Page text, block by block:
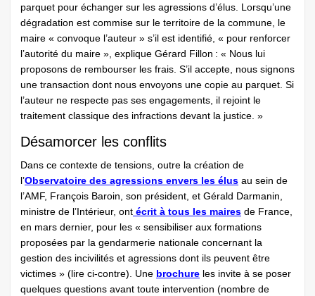
parquet pour échanger sur les agressions d’élus. Lorsqu’une
dégradation est commise sur le territoire de la commune, le
maire « convoque l’auteur » s’il est identifié, « pour renforcer
l’autorité du maire », explique Gérard Fillon : « Nous lui
proposons de rembourser les frais. S’il accepte, nous signons
une transaction dont nous envoyons une copie au parquet. Si
l’auteur ne respecte pas ses engagements, il rejoint le
traitement classique des infractions devant la justice. »
Désamorcer les conflits
Dans ce contexte de tensions, outre la création de
l’Observatoire des agressions envers les élus au sein de
l’AMF, François Baroin, son président, et Gérald Darmanin,
ministre de l’Intérieur, ont écrit à tous les maires de France,
en mars dernier, pour les « sensibiliser aux formations
proposées par la gendarmerie nationale concernant la
gestion des incivilités et agressions dont ils peuvent être
victimes » (lire ci-contre). Une brochure les invite à se poser
quelques questions avant toute intervention (nombre de